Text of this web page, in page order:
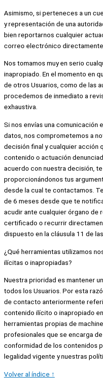
Asimismo, si perteneces a un
y representación de una
bien reportarnos cualquier
correo electrónico directamente
Nos tomamos muy en serio
inapropiado. En el momento en
de otros Usuarios, como de las
procedemos de inmediato a
exhaustiva.
Si nos envías una comunicación
datos, nos comprometemos a
decisión final y cualquier acción
contenido o actuación
acuerdo con nuestra decisión,
proporcionándonos tus
desde la cual te contactamos.
de 6 meses desde que te
acudir ante cualquier órgano de
certificado o recurrir
dispuesto en la cláusula 11 de
¿Qué herramientas utilizamos
ilícitas o inapropiadas?
Nuestra prioridad es mantener
todos los Usuarios. Por esta
de contacto anteriormente
contenido ilícito o inapropiado
herramientas propias de
profesionales que se encarga
conformidad de los contenidos
legalidad vigente y nuestras
Volver al índice ↑